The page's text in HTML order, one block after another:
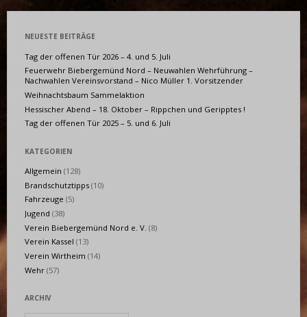
NEUESTE BEITRÄGE
Tag der offenen Tür 2026 – 4. und 5. Juli
Feuerwehr Biebergemünd Nord – Neuwahlen Wehrführung –
Nachwahlen Vereinsvorstand – Nico Müller 1. Vorsitzender
Weihnachtsbaum Sammelaktion
Hessischer Abend – 18. Oktober – Rippchen und Geripptes !
Tag der offenen Tür 2025 – 5. und 6. Juli
KATEGORIEN
Allgemein (128)
Brandschutztipps (10)
Fahrzeuge (5)
Jugend (38)
Verein Biebergemünd Nord e. V. (8)
Verein Kassel (13)
Verein Wirtheim (14)
Wehr (57)
ARCHIV